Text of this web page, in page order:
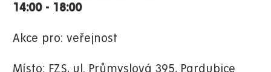
14:00 - 18:00
Akce pro: veřejnost
Místo: FZS, ul. Průmyslová 395, Pardubice